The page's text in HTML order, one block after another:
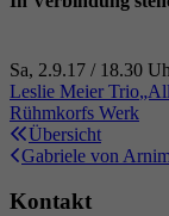
Sa, 2.9.17 / 18.30
Leslie Meier Trio/
Rühmkorfs Werk
Peter Rühmkorf,
Übersicht
Gabriele von
Kontakt